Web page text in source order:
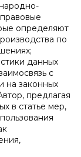
определяют
по
данных
с
на законных
предлагая
в статье мер,